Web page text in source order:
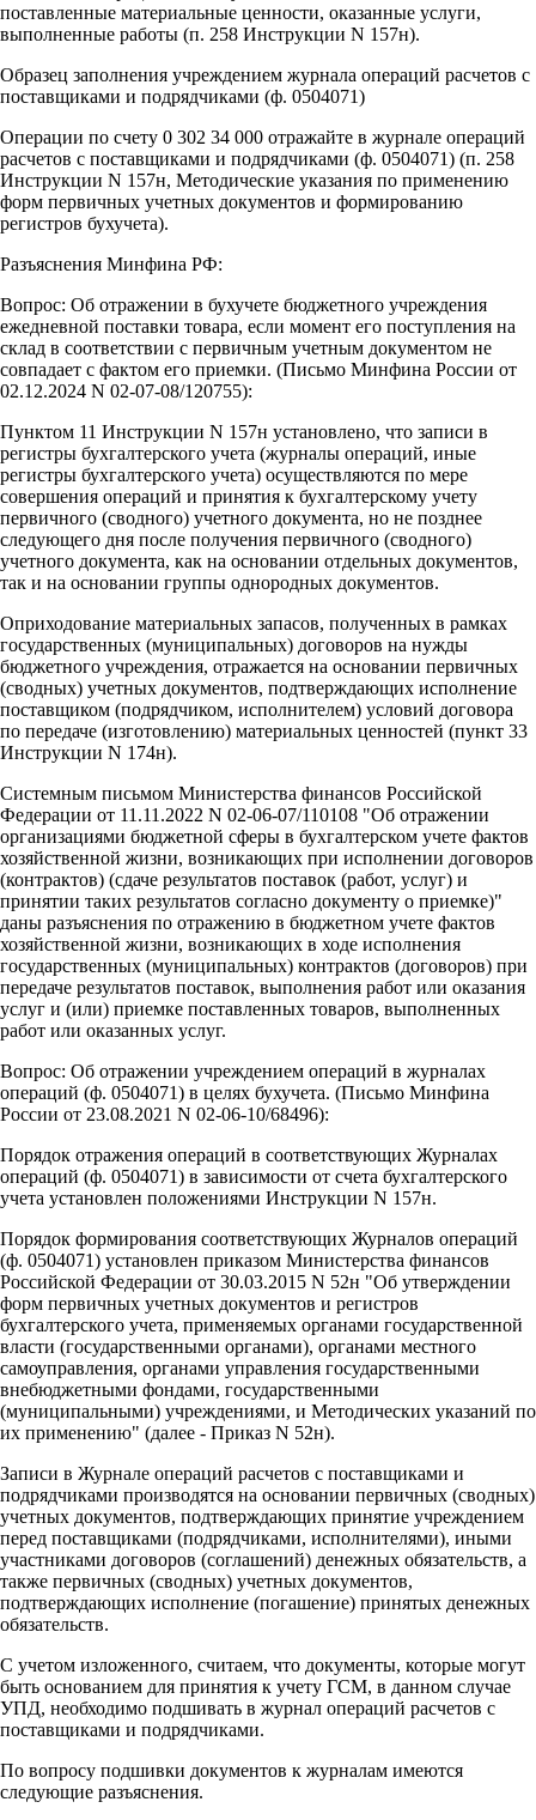
поставленные материальные ценности, оказанные услуги,
выполненные работы (п. 258 Инструкции N 157н).
Образец заполнения учреждением журнала операций расчетов с
поставщиками и подрядчиками (ф. 0504071)
Операции по счету 0 302 34 000 отражайте в журнале операций
расчетов с поставщиками и подрядчиками (ф. 0504071) (п. 258
Инструкции N 157н, Методические указания по применению
форм первичных учетных документов и формированию
регистров бухучета).
Разъяснения Минфина РФ:
Вопрос: Об отражении в бухучете бюджетного учреждения
ежедневной поставки товара, если момент его поступления на
склад в соответствии с первичным учетным документом не
совпадает с фактом его приемки. (Письмо Минфина России от
02.12.2024 N 02-07-08/120755):
Пунктом 11 Инструкции N 157н установлено, что записи в
регистры бухгалтерского учета (журналы операций, иные
регистры бухгалтерского учета) осуществляются по мере
совершения операций и принятия к бухгалтерскому учету
первичного (сводного) учетного документа, но не позднее
следующего дня после получения первичного (сводного)
учетного документа, как на основании отдельных документов,
так и на основании группы однородных документов.
Оприходование материальных запасов, полученных в рамках
государственных (муниципальных) договоров на нужды
бюджетного учреждения, отражается на основании первичных
(сводных) учетных документов, подтверждающих исполнение
поставщиком (подрядчиком, исполнителем) условий договора
по передаче (изготовлению) материальных ценностей (пункт 33
Инструкции N 174н).
Системным письмом Министерства финансов Российской
Федерации от 11.11.2022 N 02-06-07/110108 "Об отражении
организациями бюджетной сферы в бухгалтерском учете фактов
хозяйственной жизни, возникающих при исполнении договоров
(контрактов) (сдаче результатов поставок (работ, услуг) и
принятии таких результатов согласно документу о приемке)"
даны разъяснения по отражению в бюджетном учете фактов
хозяйственной жизни, возникающих в ходе исполнения
государственных (муниципальных) контрактов (договоров) при
передаче результатов поставок, выполнения работ или оказания
услуг и (или) приемке поставленных товаров, выполненных
работ или оказанных услуг.
Вопрос: Об отражении учреждением операций в журналах
операций (ф. 0504071) в целях бухучета. (Письмо Минфина
России от 23.08.2021 N 02-06-10/68496):
Порядок отражения операций в соответствующих Журналах
операций (ф. 0504071) в зависимости от счета бухгалтерского
учета установлен положениями Инструкции N 157н.
Порядок формирования соответствующих Журналов операций
(ф. 0504071) установлен приказом Министерства финансов
Российской Федерации от 30.03.2015 N 52н "Об утверждении
форм первичных учетных документов и регистров
бухгалтерского учета, применяемых органами государственной
власти (государственными органами), органами местного
самоуправления, органами управления государственными
внебюджетными фондами, государственными
(муниципальными) учреждениями, и Методических указаний по
их применению" (далее - Приказ N 52н).
Записи в Журнале операций расчетов с поставщиками и
подрядчиками производятся на основании первичных (сводных)
учетных документов, подтверждающих принятие учреждением
перед поставщиками (подрядчиками, исполнителями), иными
участниками договоров (соглашений) денежных обязательств, а
также первичных (сводных) учетных документов,
подтверждающих исполнение (погашение) принятых денежных
обязательств.
С учетом изложенного, считаем, что документы, которые могут
быть основанием для принятия к учету ГСМ, в данном случае
УПД, необходимо подшивать в журнал операций расчетов с
поставщиками и подрядчиками.
По вопросу подшивки документов к журналам имеются
следующие разъяснения.